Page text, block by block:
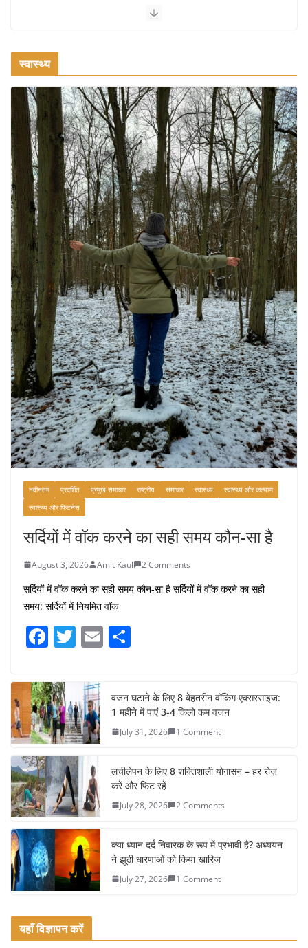
August 3, 2026
ऑफबीट समर डेस्टिनेशन: गर्मियों के लिए 7 बेहतरीन ठंडी जगहें – भीड़ से
दूर छुट्टियां
August 2, 2026 1 Comment
भारत में दर्शनीय 10 सबसे प्रसिद्ध मंदिर:
आस्था, इतिहास और वास्तुकला के अद्भुत
प्रतीक
August 9, 2026 0 Comments
स्वास्थ्य
नवीनतम प्रदर्शित प्रमुख समाचार राष्ट्रीय समाचार स्वास्थ्य
स्वास्थ्य और कल्याण
स्वास्थ्य और फिटनेस
सर्दियों में वॉक करने का सही समय कौन-सा है
August 3, 2026 Amit Kaul 2 Comments
सर्दियों में वॉक करने का सही समय कौन-सा है सर्दियों में वॉक करने का सही
समय: सर्दियों में नियमित वॉक
F
c
e
b
o
o
k
T
itt
er
E
e
वजन घटाने के लिए 8 बेहतरीन वॉकिंग एक्सरसाइज:
1 महीने में पाएं 3-4 किलो कम वजन
July 31, 2026 1 Comment
लचीलेपन के लिए 8 शक्तिशाली योगासन – हर रोज़
करें और फिट रहें
July 28, 2026 2 Comments
क्या ध्यान दर्द निवारक के रूप में प्रभावी है? अध्ययन
ने झूठी धारणाओं को किया खारिज
July 27, 2026 1 Comment
यहाँ विज्ञापन करें